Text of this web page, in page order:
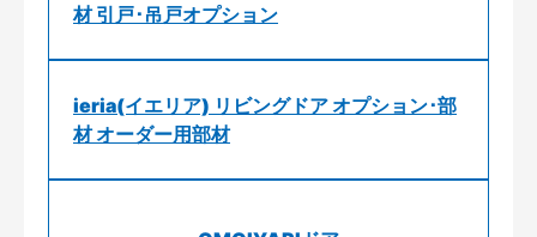
材 引戸･吊戸オプション
ieria(イエリア) リビングドア オプション･部
材 オーダー用部材